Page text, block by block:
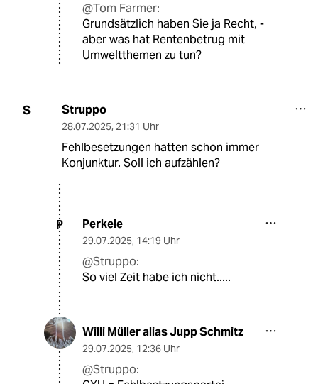
@Tom Farmer:
Grundsätzlich haben Sie ja Recht, -
aber was hat Rentenbetrug mit
Umweltthemen zu tun?
S Struppo
28.07.2025, 21:31 Uhr
Fehlbesetzungen hatten schon immer
Konjunktur. Soll ich aufzählen?
P Perkele
29.07.2025, 14:19 Uhr
@Struppo:
So viel Zeit habe ich nicht.....
Willi Müller alias Jupp Schmitz
29.07.2025, 12:36 Uhr
@Struppo: